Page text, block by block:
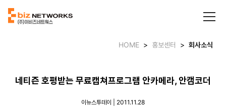
HOME > 홍보센터 > 회사소식
네티즌 호평받는 무료캡쳐프로그램 안카메라, 안캠코더
이뉴스투데이 | 2011.11.28